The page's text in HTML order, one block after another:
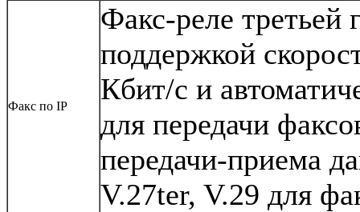
Факс по IP
Факс-реле третьей
поддержкой
Кбит/с и
для передачи
передачи-приема
V.27ter, V.29 для